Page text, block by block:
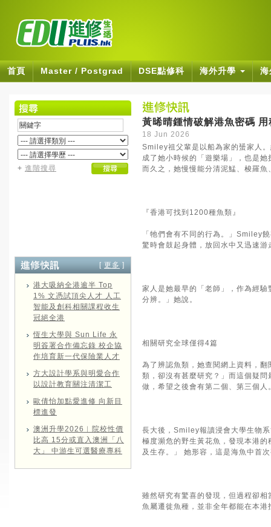
首頁 Master / Postgrad DSE點修科 海外升學
+ 進階搜尋
[ 更多 ]
港大吸納全港逾半 Top
1% 文憑試頂尖人才 人工
智能及創科相關課程收生
冠絕全港
恆生大學與 Sun Life 永
明簽署合作備忘錄 校企協
作培育新一代保險業人才
方大設計學系與明愛合作
以設計教育關注清潔工
歐倩怡加點愛進修 向新目
標進發
澳洲升學2026︱院校性價
比高 15分或直入澳洲「八
大」 中游生可選醫療專科
黃晞晴鍾情破解港魚密碼
18 Jun 2026
Smiley祖父輩是以船為家的蜑家人
成了她小時候的「遊樂場」，也是
而久之，她慢慢能分清泥鯭、梭羅
『香港可找到1200種魚類』
「牠們會有不同的行為。」Smiley
驚時會鼓起身體，放回水中又迅速
家人是她最早的「老師」，作為經
分辨。」她說。
相關研究全球僅得4篇
為了辨認魚類，她查閱網上資料，
類，卻沒有甚麼研究？」而這個疑
做，希望之後會有第二個、第三個人
長大後，Smiley報讀浸會大學生物
極度瀕危的野生黃花魚，發現本港
及生存。」 她形容，這是海魚中首
雖然研究有驚喜的發現，但過程卻
魚屬遷徙魚種，並非全年都能在本